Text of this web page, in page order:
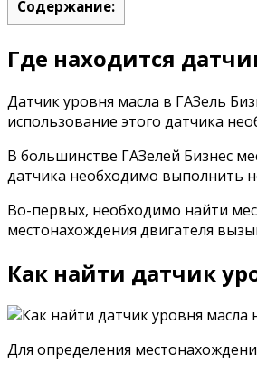
Содержание:
Где находится
Датчик уровня масла в ГАЗель
использование этого датчика
В большинстве ГАЗелей Бизнес
датчика необходимо выполнить
Во-первых, необходимо найти
местонахождения двигателя
Как найти датчик
Для определения